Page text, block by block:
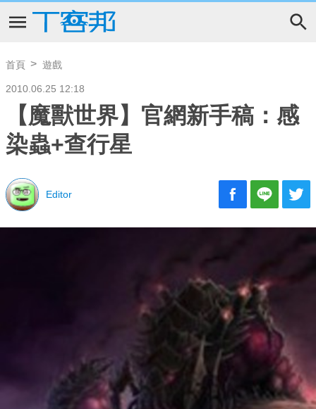
首頁 遊戲
2010.06.25 12:18
【魔獸世界】官網新手稿：感
染蟲+查行星
Editor